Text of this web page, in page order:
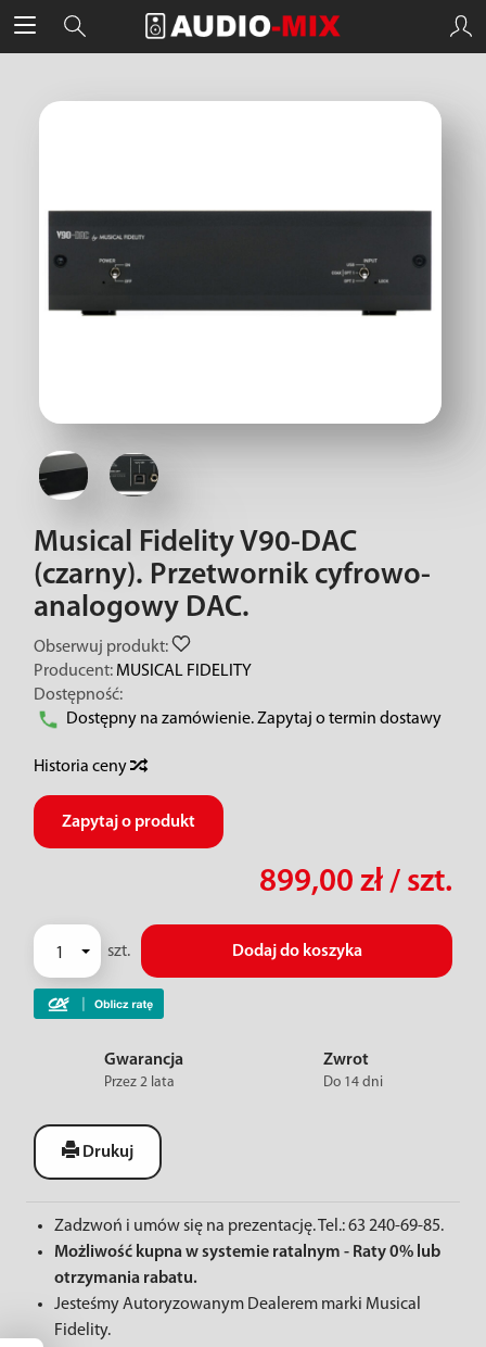
Musical Fidelity V90-DAC
(czarny). Przetwornik cyfrowo-
analogowy DAC.
Obserwuj produkt:
Producent: MUSICAL FIDELITY
Dostępność:
Dostępny na zamówienie. Zapytaj o termin dostawy
Historia ceny
Zapytaj o produkt
899,00 zł / szt.
szt. Dodaj do koszyka
Gwarancja
Przez 2 lata
Zwrot
Do 14 dni
Drukuj
Zadzwoń i umów się na prezentację. Tel.: 63 240-69-85.
Możliwość kupna w systemie ratalnym - Raty 0% lub
otrzymania rabatu.
Jesteśmy Autoryzowanym Dealerem marki Musical
Fidelity.